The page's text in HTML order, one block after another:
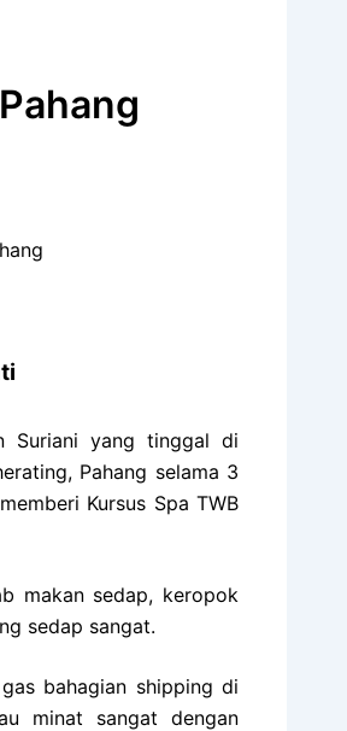
Suriani yang tinggal di
Pahang selama 3
Kursus Spa TWB
makan sedap, keropok
sedap sangat.
bahagian shipping di
minat sangat dengan